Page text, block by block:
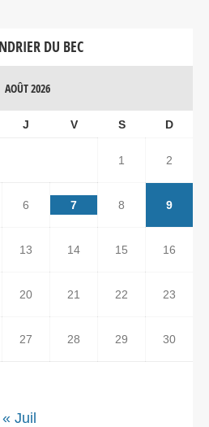
DU BEC
AOÛT 2026
J V S D
1 2
6 7 8 9
13 14 15 16
20 21 22 23
27 28 29 30
« Juil